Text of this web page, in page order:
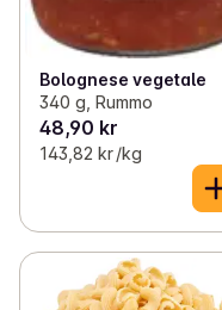
Bolognese vegetale
340 g, Rummo
48,90 kr
143,82 kr /kg